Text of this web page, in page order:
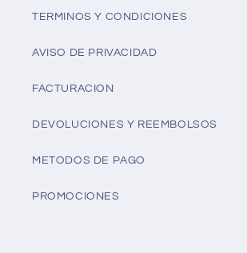
TERMINOS Y CONDICIONES
AVISO DE PRIVACIDAD
FACTURACION
DEVOLUCIONES Y REEMBOLSOS
METODOS DE PAGO
PROMOCIONES